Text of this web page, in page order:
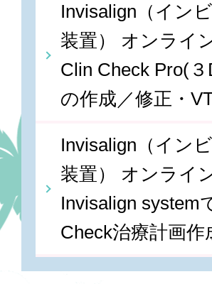
Invisalign（イン
装置） オンライ
Clin Check Pro(
の作成／修正・
Invisalign（イン
装置） オンライ
Invisalign system
Check治療計画作